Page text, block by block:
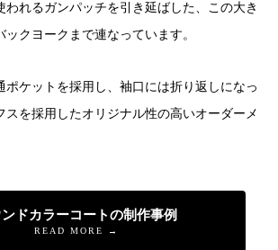
われるガンパッチを引き延ばした、この大き
クヨークまで連なっています。
ポケットを採用し、袖口には折り返しになっ
スを採用したオリジナル性の高いオーダーメ
ドカラーコートの制作事例
READ MORE →